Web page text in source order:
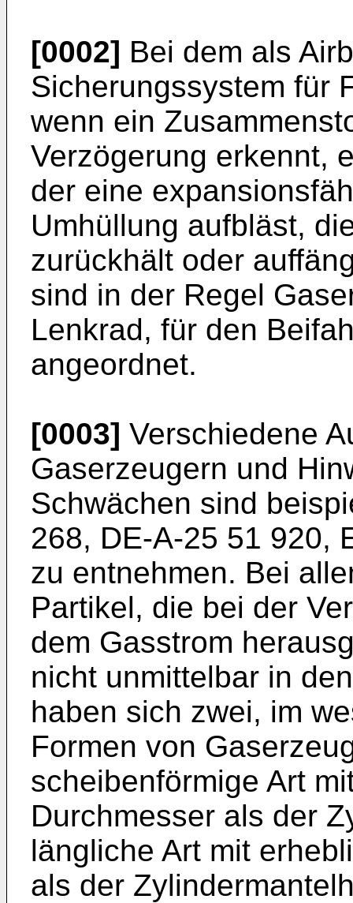
[0002] Bei dem als
Sicherungssystem für
wenn ein
Verzögerung erkennt,
der eine
Umhüllung aufbläst,
zurückhält oder
sind in der Regel
Lenkrad, für den
angeordnet.
[0003] Verschiedene
Gaserzeugern und
Schwächen sind
268, DE-A-25 51 920,
zu entnehmen. Bei
Partikel, die bei der
dem Gasstrom
nicht unmittelbar in
haben sich zwei, im
Formen von
scheibenförmige Art
Durchmesser als der
längliche Art mit
als der